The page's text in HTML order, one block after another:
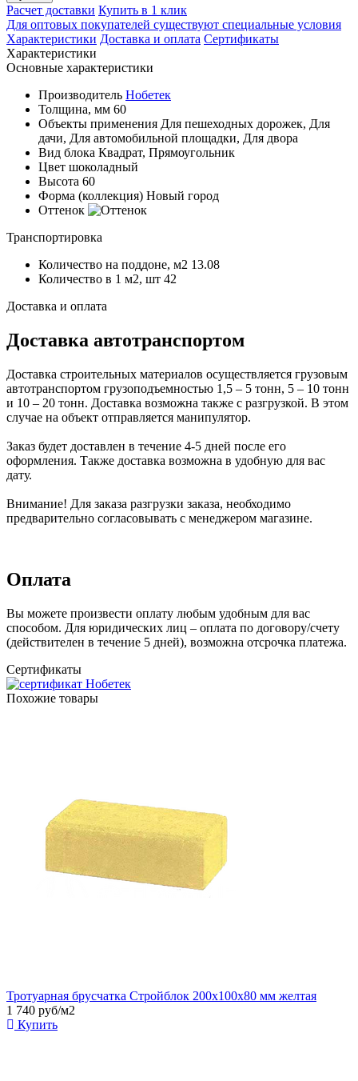
Расчет доставки Купить в 1 клик
Для оптовых покупателей существуют специальные условия
Характеристики Доставка и оплата Сертификаты
Характеристики
Основные характеристики
Производитель Нобетек
Толщина, мм 60
Объекты применения Для пешеходных дорожек, Для
дачи, Для автомобильной площадки, Для двора
Вид блока Квадрат, Прямоугольник
Цвет шоколадный
Высота 60
Форма (коллекция) Новый город
Оттенок
Транспортировка
Количество на поддоне, м2 13.08
Количество в 1 м2, шт 42
Доставка и оплата
Доставка автотранспортом
Доставка строительных материалов осуществляется грузовым
автотранспортом грузоподъемностью 1,5 – 5 тонн, 5 – 10 тонн
и 10 – 20 тонн. Доставка возможна также с разгрузкой. В этом
случае на объект отправляется манипулятор.
Заказ будет доставлен в течение 4-5 дней после его
оформления. Также доставка возможна в удобную для вас
дату.
Внимание! Для заказа разгрузки заказа, необходимо
предварительно согласовывать с менеджером магазине.
Оплата
Вы можете произвести оплату любым удобным для вас
способом. Для юридических лиц – оплата по договору/счету
(действителен в течение 5 дней), возможна отсрочка платежа.
Сертификаты
Похожие товары
Тротуарная брусчатка Стройблок 200х100х80 мм желтая
1 740 руб/м2
Купить